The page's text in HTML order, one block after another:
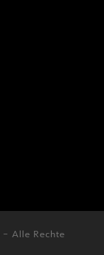
– Alle Rechte